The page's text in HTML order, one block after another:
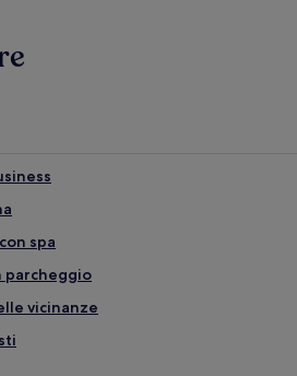
spa
parcheggio
vicinanze